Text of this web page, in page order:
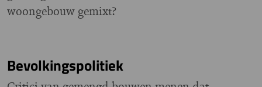
woongebouw gemixt?
Bevolkingspolitiek